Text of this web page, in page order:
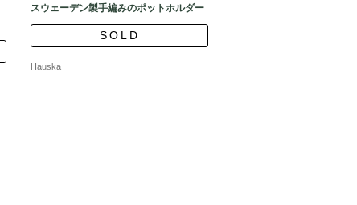
スウェーデン製手編みのポットホルダー
SOLD
Hauska